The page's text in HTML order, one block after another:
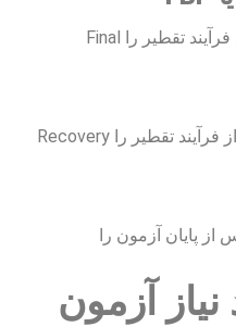
بالاترین دمای ثبت شده در پایان فرآیند تقطیر را Final
مقدار مایع جمع‌آوری شده پس از فرآیند تقطیر را Recovery
از پایان آزمون را
آزمون